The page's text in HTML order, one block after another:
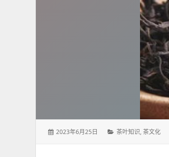
发
2023年6月25日
分
茶叶知识,茶文化